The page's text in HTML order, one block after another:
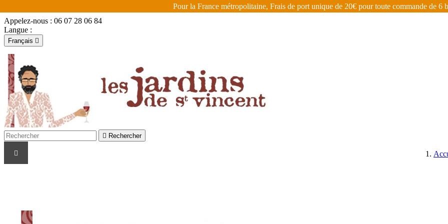
Pour la France métropolitaine, Frais de port unique de 20€ pour toute commande de 6
Appelez-nous : 06 07 28 06 84
Langue :
Français 
English
 Se connecter
shopping_cart

 Rechercher